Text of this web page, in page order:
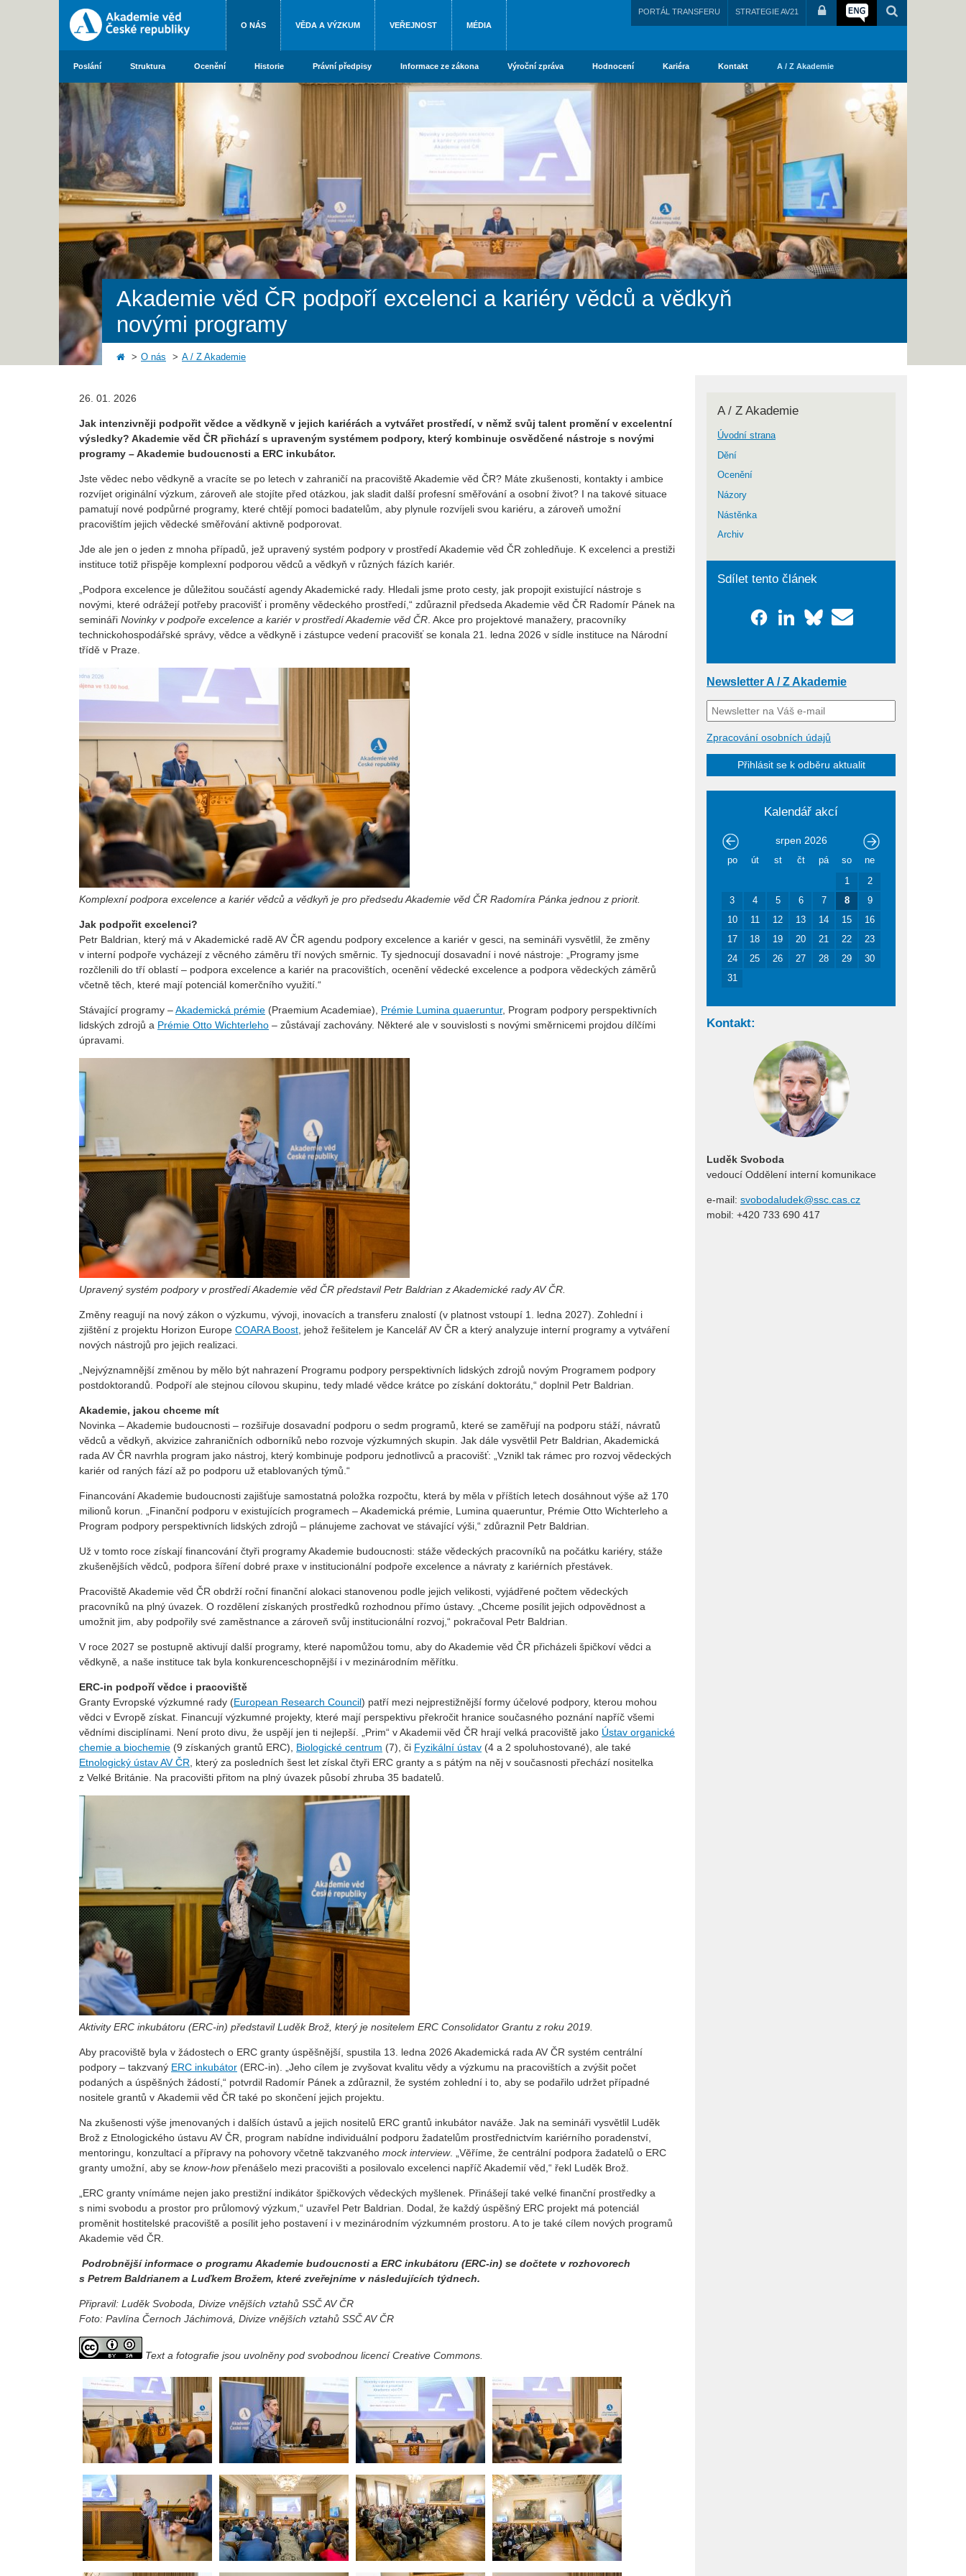
O NÁS VĚDA A VÝZKUM VEŘEJNOST MÉDIA
PORTÁL TRANSFERU STRATEGIE AV21
Poslání Struktura Ocenění Historie Právní předpisy Informace ze zákona Výroční zpráva Hodnocení Kariéra Kontakt A / Z Akademie
Akademie věd ČR podpoří excelenci a kariéry vědců a vědkyň
novými programy
O nás A / Z Akademie
26. 01. 2026
Jak intenzivněji podpořit vědce a vědkyně v jejich kariérách a vytvářet prostředí, v němž svůj talent promění v excelentní
výsledky? Akademie věd ČR přichází s upraveným systémem podpory, který kombinuje osvědčené nástroje s novými
programy – Akademie budoucnosti a ERC inkubátor.
Jste vědec nebo vědkyně a vracíte se po letech v zahraničí na pracoviště Akademie věd ČR? Máte zkušenosti, kontakty i ambice
rozvíjet originální výzkum, zároveň ale stojíte před otázkou, jak sladit další profesní směřování a osobní život? I na takové situace
pamatují nové podpůrné programy, které chtějí pomoci badatelům, aby plynule rozvíjeli svou kariéru, a zároveň umožní
pracovištím jejich vědecké směřování aktivně podporovat.
Jde ale jen o jeden z mnoha případů, jež upravený systém podpory v prostředí Akademie věd ČR zohledňuje. K excelenci a prestiži
instituce totiž přispěje komplexní podporou vědců a vědkyň v různých fázích kariér.
„Podpora excelence je důležitou součástí agendy Akademické rady. Hledali jsme proto cesty, jak propojit existující nástroje s
novými, které odrážejí potřeby pracovišť i proměny vědeckého prostředí,“ zdůraznil předseda Akademie věd ČR Radomír Pánek na
semináři Novinky v podpoře excelence a kariér v prostředí Akademie věd ČR. Akce pro projektové manažery, pracovníky
technickohospodářské správy, vědce a vědkyně i zástupce vedení pracovišť se konala 21. ledna 2026 v sídle instituce na Národní
třídě v Praze.
Komplexní podpora excelence a kariér vědců a vědkyň je pro předsedu Akademie věd ČR Radomíra Pánka jednou z priorit.
Jak podpořit excelenci?
Petr Baldrian, který má v Akademické radě AV ČR agendu podpory excelence a kariér v gesci, na semináři vysvětlil, že změny
v interní podpoře vycházejí z věcného záměru tří nových směrnic. Ty sjednocují dosavadní i nové nástroje: „Programy jsme
rozčlenili do tří oblastí – podpora excelence a kariér na pracovištích, ocenění vědecké excelence a podpora vědeckých záměrů
včetně těch, které mají potenciál komerčního využití.“
Stávající programy –Akademická prémie (Praemium Academiae), Prémie Lumina quaeruntur, Program podpory perspektivních
lidských zdrojů a Prémie Otto Wichterleho – zůstávají zachovány. Některé ale v souvislosti s novými směrnicemi projdou dílčími
úpravami.
Upravený systém podpory v prostředí Akademie věd ČR představil Petr Baldrian z Akademické rady AV ČR.
Změny reagují na nový zákon o výzkumu, vývoji, inovacích a transferu znalostí (v platnost vstoupí 1. ledna 2027). Zohlední i
zjištění z projektu Horizon Europe COARA Boost, jehož řešitelem je Kancelář AV ČR a který analyzuje interní programy a vytváření
nových nástrojů pro jejich realizaci.
„Nejvýznamnější změnou by mělo být nahrazení Programu podpory perspektivních lidských zdrojů novým Programem podpory
postdoktorandů. Podpoří ale stejnou cílovou skupinu, tedy mladé vědce krátce po získání doktorátu,“ doplnil Petr Baldrian.
Akademie, jakou chceme mít
Novinka – Akademie budoucnosti – rozšiřuje dosavadní podporu o sedm programů, které se zaměřují na podporu stáží, návratů
vědců a vědkyň, akvizice zahraničních odborníků nebo rozvoje výzkumných skupin. Jak dále vysvětlil Petr Baldrian, Akademická
rada AV ČR navrhla program jako nástroj, který kombinuje podporu jednotlivců a pracovišť: „Vznikl tak rámec pro rozvoj vědeckých
kariér od raných fází až po podporu už etablovaných týmů.“
Financování Akademie budoucnosti zajišťuje samostatná položka rozpočtu, která by měla v příštích letech dosáhnout výše až 170
milionů korun. „Finanční podporu v existujících programech – Akademická prémie, Lumina quaeruntur, Prémie Otto Wichterleho a
Program podpory perspektivních lidských zdrojů – plánujeme zachovat ve stávající výši,“ zdůraznil Petr Baldrian.
Už v tomto roce získají financování čtyři programy Akademie budoucnosti: stáže vědeckých pracovníků na počátku kariéry, stáže
zkušenějších vědců, podpora šíření dobré praxe v institucionální podpoře excelence a návraty z kariérních přestávek.
Pracoviště Akademie věd ČR obdrží roční finanční alokaci stanovenou podle jejich velikosti, vyjádřené počtem vědeckých
pracovníků na plný úvazek. O rozdělení získaných prostředků rozhodnou přímo ústavy. „Chceme posílit jejich odpovědnost a
umožnit jim, aby podpořily své zaměstnance a zároveň svůj institucionální rozvoj,“ pokračoval Petr Baldrian.
V roce 2027 se postupně aktivují další programy, které napomůžou tomu, aby do Akademie věd ČR přicházeli špičkoví vědci a
vědkyně, a naše instituce tak byla konkurenceschopnější i v mezinárodním měřítku.
ERC-in podpoří vědce i pracoviště
Granty Evropské výzkumné rady (European Research Council) patří mezi nejprestižnější formy účelové podpory, kterou mohou
vědci v Evropě získat. Financují výzkumné projekty, které mají perspektivu překročit hranice současného poznání napříč všemi
vědními disciplínami. Není proto divu, že uspějí jen ti nejlepší. „Prim“ v Akademii věd ČR hrají velká pracoviště jako Ústav organické
chemie a biochemie (9 získaných grantů ERC), Biologické centrum (7), či Fyzikální ústav (4 a 2 spoluhostované), ale také
Etnologický ústav AV ČR, který za posledních šest let získal čtyři ERC granty a s pátým na něj v současnosti přechází nositelka
z Velké Británie. Na pracovišti přitom na plný úvazek působí zhruba 35 badatelů.
Aktivity ERC inkubátoru (ERC-in) představil Luděk Brož, který je nositelem ERC Consolidator Grantu z roku 2019.
Aby pracoviště byla v žádostech o ERC granty úspěšnější, spustila 13. ledna 2026 Akademická rada AV ČR systém centrální
podpory – takzvaný ERC inkubátor (ERC-in). „Jeho cílem je zvyšovat kvalitu vědy a výzkumu na pracovištích a zvýšit počet
podaných a úspěšných žádostí,“ potvrdil Radomír Pánek a zdůraznil, že systém zohlední i to, aby se podařilo udržet případné
nositele grantů v Akademii věd ČR také po skončení jejich projektu.
Na zkušenosti výše jmenovaných i dalších ústavů a jejich nositelů ERC grantů inkubátor naváže. Jak na semináři vysvětlil Luděk
Brož z Etnologického ústavu AV ČR, program nabídne individuální podporu žadatelům prostřednictvím kariérního poradenství,
mentoringu, konzultací a přípravy na pohovory včetně takzvaného mock interview. „Věříme, že centrální podpora žadatelů o ERC
granty umožní, aby se know-howpřenášelo mezi pracovišti a posilovalo excelenci napříč Akademií věd,“ řekl Luděk Brož.
„ERC granty vnímáme nejen jako prestižní indikátor špičkových vědeckých myšlenek. Přinášejí také velké finanční prostředky a
s nimi svobodu a prostor pro průlomový výzkum,“ uzavřel Petr Baldrian. Dodal, že každý úspěšný ERC projekt má potenciál
proměnit hostitelské pracoviště a posílit jeho postavení i v mezinárodním výzkumném prostoru. A to je také cílem nových programů
Akademie věd ČR.
Podrobnější informace o programu Akademie budoucnosti a ERC inkubátoru (ERC-in) se dočtete v rozhovorech
s Petrem Baldrianem a Luďkem Brožem, které zveřejníme v následujících týdnech.
Připravil: Luděk Svoboda, Divize vnějších vztahů SSČ AV ČR
Foto: Pavlína Černoch Jáchimová, Divize vnějších vztahů SSČ AV ČR
Text a fotografie jsou uvolněny pod svobodnou licencí Creative Commons.
A / Z Akademie
Úvodní strana
Dění
Ocenění
Názory
Nástěnka
Archiv
Sdílet tento článek
Newsletter A / Z Akademie
Zpracování osobních údajů
Přihlásit se k odběru aktualit
Kalendář akcí
srpen 2026
po út st čt pá so ne
1
2
3
4 5 6 7 8
9
10
11 12 13 14 15
16
17
18 19 20 21 22
23
24
25 26 27 28 29
30
31
Kontakt:
Luděk Svoboda
vedoucí Oddělení interní komunikace
e-mail: svobodaludek@ssc.cas.cz
mobil: +420 733 690 417